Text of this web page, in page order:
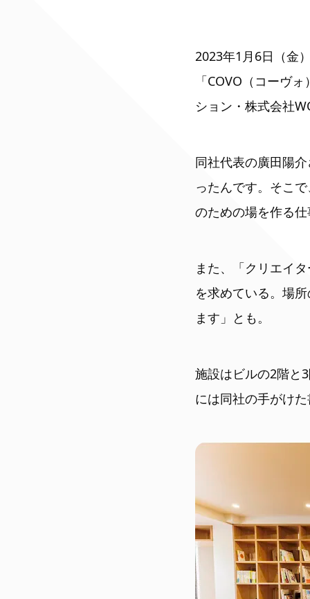
2023年1月6日（金
「COVO（コーヴ
ション・株式会社
同社代表の廣田陽
ったんです。そこ
のための場を作る
また、「クリエイ
を求めている。場
ます」とも。
施設はビルの2階と
には同社の手がけ